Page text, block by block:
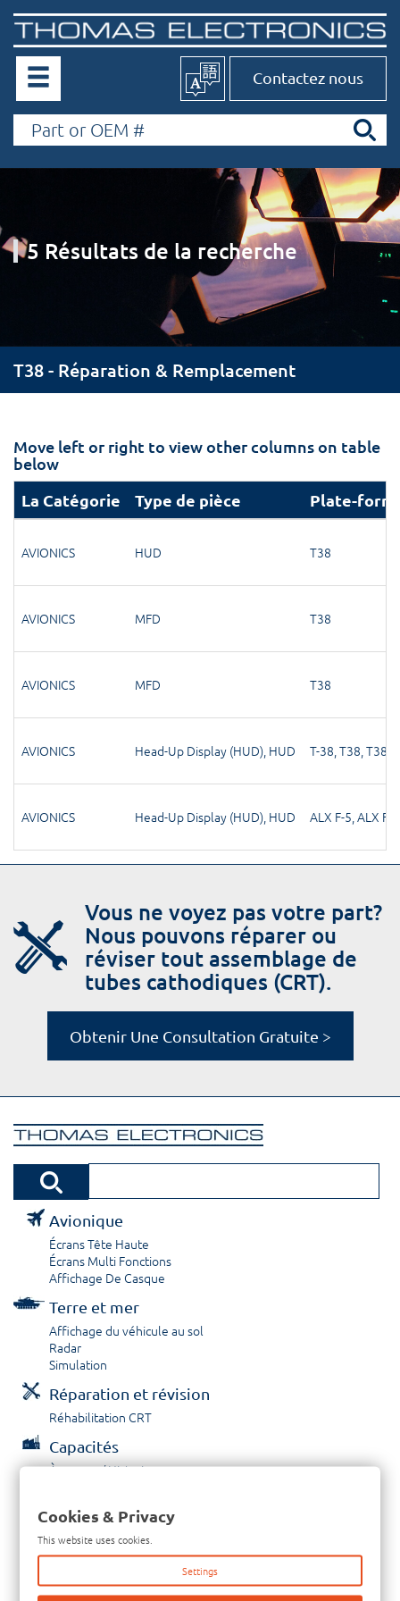
Contactez nous
5 Résultats de la recherche
T38 - Réparation & Remplacement
Move left or right to view other columns on table
below
La Catégorie
Type de pièce Plate-
AVIONICS HUD T38
AVIONICS MFD T38
AVIONICS MFD T38
AVIONICS Head-Up Display (HUD), HUD T-38,T38,T38
AVIONICS Head-Up Display (HUD), HUD ALX F-5,ALX F5
Vous ne voyez pas votre part?
Nous pouvons réparer ou
réviser tout assemblage de
tubes cathodiques (CRT).
Obtenir Une Consultation Gratuite >
Avionique
Écrans Tête Haute
Écrans Multi Fonctions
Affichage De Casque
Terre et mer
Affichage du véhicule au sol
Radar
Simulation
Réparation et révision
Réhabilitation CRT
Capacités
À propos / Historique
Contactez nous
Tél: +33-380-600-290
Télécopieur: +33-380-600-294
Cookies & Privacy
This website uses cookies.
Settings